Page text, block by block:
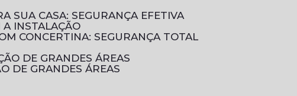
SUA CASA: SEGURANÇA EFETIVA
A INSTALAÇÃO
CONCERTINA: SEGURANÇA TOTAL
DE GRANDES ÁREAS
DE GRANDES ÁREAS